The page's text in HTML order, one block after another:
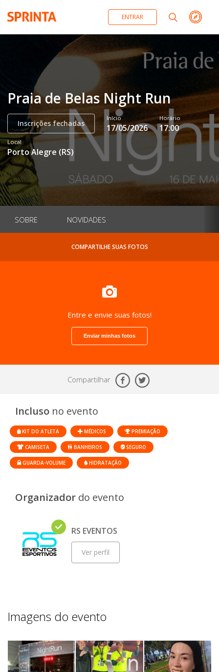
ENTRAR
Praia de Belas Night Run
Inscrições fechadas
Início
17/05/2026
Horário
17:00
Local
Porto Alegre (RS)
SOBRE NOVIDADES
COMPARTILHE SUAS FOTOS
Entre e envie suas fotos!
Enviar minhas fotos
Compartilhar
Incluso no evento
KIT DO ATLETA MÉDICOS PREMIAÇÃO
CAMISETA BANHEIROS SEGURO
GUARDA-VOLUME HIDRATAÇÃO
Organizador do evento
RS EVENTOS
Ver perfil
Imagens do evento